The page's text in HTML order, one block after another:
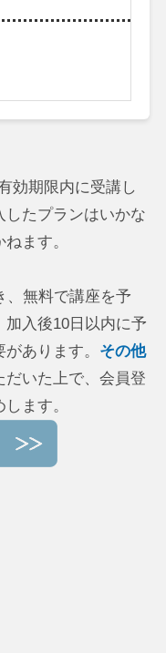
効期限内に受講し
したプランはいかな
ます。
、無料で講座を予
入後10日以内に予
あります。 その他
いた上で、会員登
ます。